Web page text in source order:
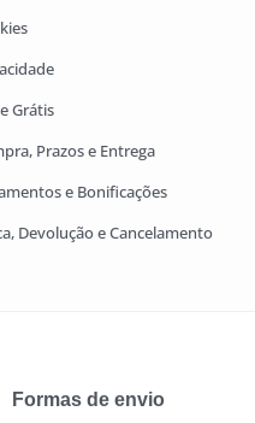
Grátis
Prazos e Entrega
e Bonificações
Devolução e Cancelamento
Formas de envio